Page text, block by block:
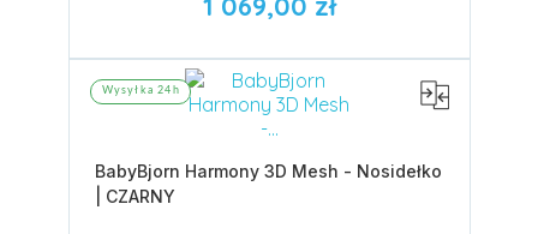
Wysyłka 24h
BabyBjorn Harmony 3D Mesh - Nosidełko
| CZARNY